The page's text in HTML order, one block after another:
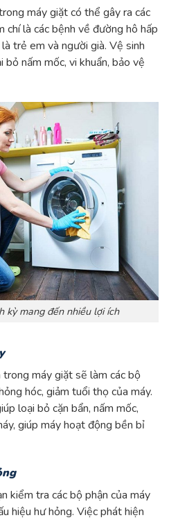
máy giặt có thể gây ra các
chí là các bệnh về đường hô hấp
trẻ em và người già. Vệ sinh
nấm mốc, vi khuẩn, bảo vệ
kỳ mang đến nhiều lợi ích
trong máy giặt sẽ làm các bộ
hóc, giảm tuổi thọ của máy.
loại bỏ cặn bẩn, nấm mốc,
giúp máy hoạt động bền bỉ
kiểm tra các bộ phận của máy
hiệu hư hỏng. Việc phát hiện